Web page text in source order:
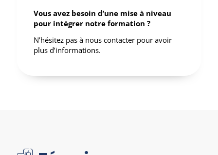
Vous avez besoin d’une mise à niveau
pour intégrer notre formation ?
N’hésitez pas à nous contacter pour avoir
plus d’informations.